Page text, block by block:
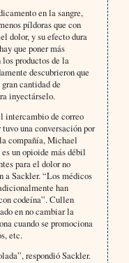
en la sangre,
píldoras que con
dolor, y su efecto dura
que poner más
productos de la
descubrieron que
cantidad de
inyectárselo.
intercambio de correo
una conversación por
compañía, Michael
un opioide más débil
para el dolor no
a Sackler. “Los médicos
han
codeína”. Cullen
en no cambiar la
cuando se promociona
etc.
respondió Sackler.